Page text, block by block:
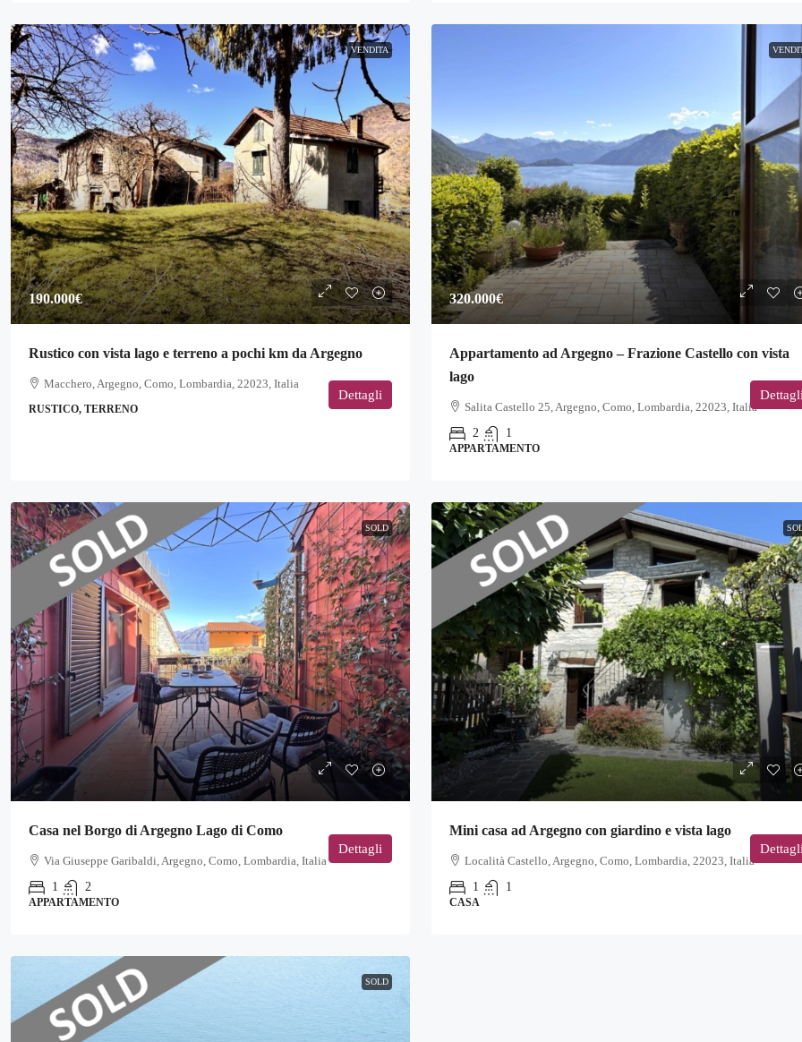
VENDITA
190.000€
Rustico con vista lago e terreno a pochi km da Argegno
Macchero, Argegno, Como, Lombardia, 22023, Italia
RUSTICO, TERRENO
Dettagli
320.000€
Appartamento ad Argegno – Frazione Castello con vista
lago
Salita Castello 25, Argegno, Como, Lombardia, 22023, Italia
2
1
APPARTAMENTO
SOLD
Casa nel Borgo di Argegno Lago di Como
Via Giuseppe Garibaldi, Argegno, Como, Lombardia, Italia
1
2
APPARTAMENTO
Dettagli
Mini casa ad Argegno con giardino e vista lago
Località Castello, Argegno, Como, Lombardia, 22023, Italia
1
1
CASA
SOLD